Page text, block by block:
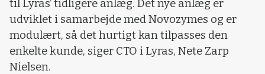
til Lyras’ tidligere anlæg. Det nye anlæg er
udviklet i samarbejde med Novozymes og er
modulært, så det hurtigt kan tilpasses den
enkelte kunde, siger CTO i Lyras, Nete Zarp
Nielsen.